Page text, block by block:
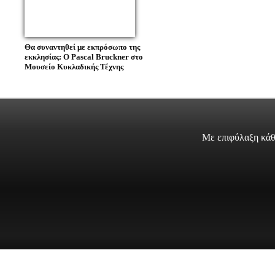
Θα συναντηθεί με εκπρόσωπο της
εκκλησίας: O Pascal Bruckner στο
Μουσείο Κυκλαδικής Τέχνης
Με επιφύλαξη